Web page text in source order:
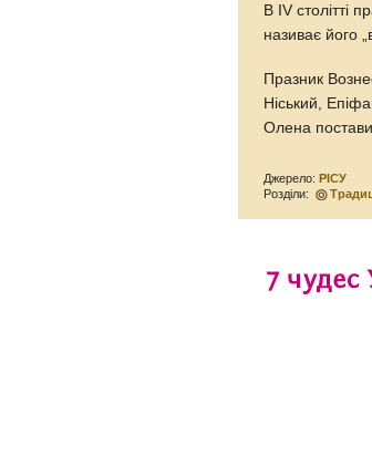
В IV столітті
називає його
Празник
Ніський,
Олена
Джерело:РІСУ
Розділи: